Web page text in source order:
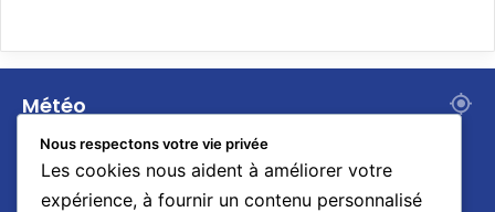
Météo
28℃
Nous respectons votre vie privée
Les cookies nous aident à améliorer votre
expérience, à fournir un contenu personnalisé